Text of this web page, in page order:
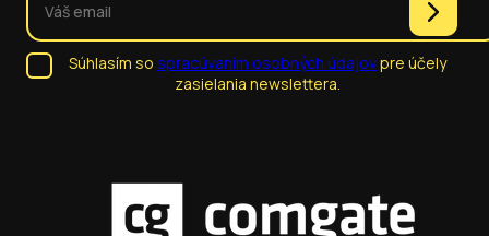
Súhlasím so spracúvaním osobných údajovpre účely
zasielania newslettera.